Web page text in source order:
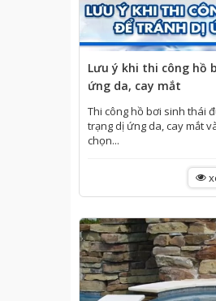
Lưu ý khi thi công hồ
ứng da, cay mắt
Thi công hồ bơi sinh thái
trạng dị ứng da, cay mắt
chọn...